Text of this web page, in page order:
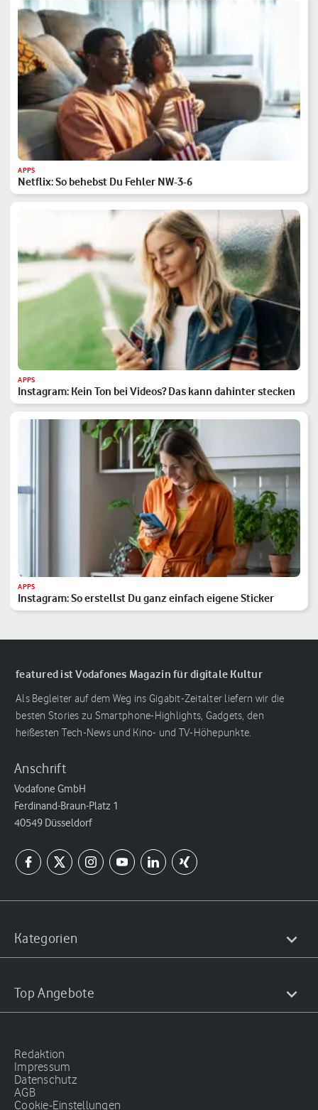
APPS
Netflix: So behebst Du Fehler NW-3-6
APPS
Instagram: Kein Ton bei Videos? Das kann dahinter stecken
APPS
Instagram: So erstellst Du ganz einfach eigene Sticker
featured ist Vodafones Magazin für digitale Kultur
Als Begleiter auf dem Weg ins Gigabit-Zeitalter liefern wir die
besten Stories zu Smartphone-Highlights, Gadgets, den
heißesten Tech-News und Kino- und TV-Höhepunkte.
Anschrift
Vodafone GmbH
Ferdinand-Braun-Platz 1
40549 Düsseldorf
Kategorien
Top Angebote
Redaktion
Impressum
Datenschutz
AGB
Cookie-Einstellungen